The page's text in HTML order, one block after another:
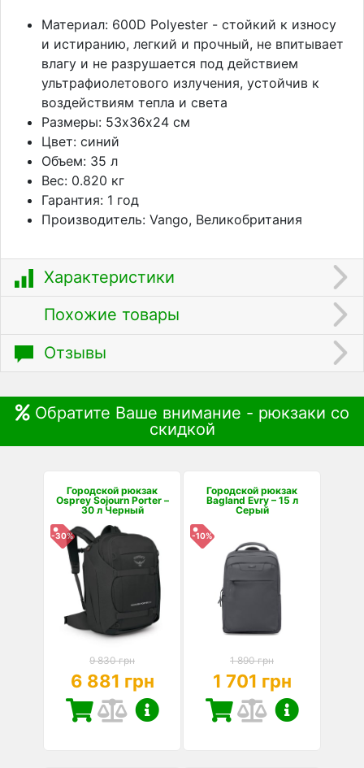
Материал: 600D Polyester - стойкий к износу
и истиранию, легкий и прочный, не впитывает
влагу и не разрушается под действием
ультрафиолетового излучения, устойчив к
воздействиям тепла и света
Размеры: 53х36х24 см
Цвет: синий
Объем: 35 л
Вес: 0.820 кг
Гарантия: 1 год
Производитель: Vango, Великобритания
Характеристики
Похожие товары
Отзывы
Обратите Ваше внимание - рюкзаки со
скидкой
Городской рюкзак
Osprey Sojourn Porter –
30 л Черный
-30%
9 830 грн
6 881 грн
Городской рюкзак
Bagland Evry – 15 л
Серый
-10%
1 890 грн
1 701 грн